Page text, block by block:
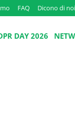
FAQ Dicono di noi
DAY 2026